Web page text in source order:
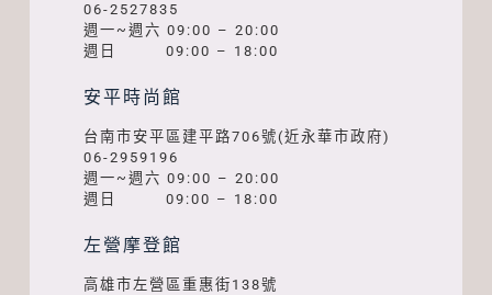
06-2527835
週一~週六 09:00 – 20:00
週日 09:00 – 18:00
安平時尚館
台南市安平區建平路706號(近永華市政府)
06-2959196
週一~週六 09:00 – 20:00
週日 09:00 – 18:00
左營摩登館
高雄市左營區重惠街138號